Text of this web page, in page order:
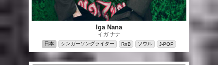
Iga Nana
イガ ナナ
日本 シンガーソングライター RnB ソウル J-POP